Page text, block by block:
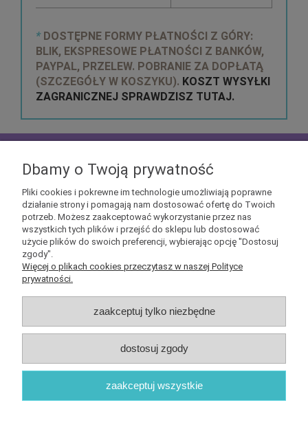
* DOSTĘPNE FORMY PŁATNOŚCI Z GÓRY:
BLIK, EKSPRESOWE PŁATNOŚCI Z BANKÓW,
PAYPAL, PRZELEW. POBRANIE ZA DOPŁATĄ
(SZCZEGÓŁY W KOSZYKU). KOSZT WYSYŁKI
ZAGRANICZNEJ SPRAWDZISZ TUTAJ.
otrzymać kupony rabatowe na geekowe itemy
O nas
Dbamy o Twoją prywatność
Pliki cookies i pokrewne im technologie umożliwiają poprawne
działanie strony i pomagają nam dostosować ofertę do Twoich
potrzeb. Możesz zaakceptować wykorzystanie przez nas
wszystkich tych plików i przejść do sklepu lub dostosować
użycie plików do swoich preferencji, wybierając opcję "Dostosuj
zgody".
Więcej o plikach cookies przeczytasz w naszej Polityce
prywatności.
zaakceptuj tylko niezbędne
dostosuj zgody
zaakceptuj wszystkie